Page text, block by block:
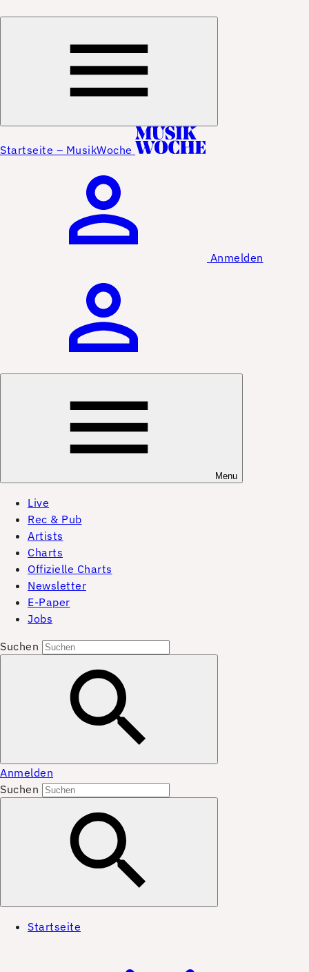
Startseite – MusikWoche
Anmelden
Menu
Live
Rec & Pub
Artists
Charts
Offizielle Charts
Newsletter
E-Paper
Jobs
Suchen
Anmelden
Suchen
Startseite